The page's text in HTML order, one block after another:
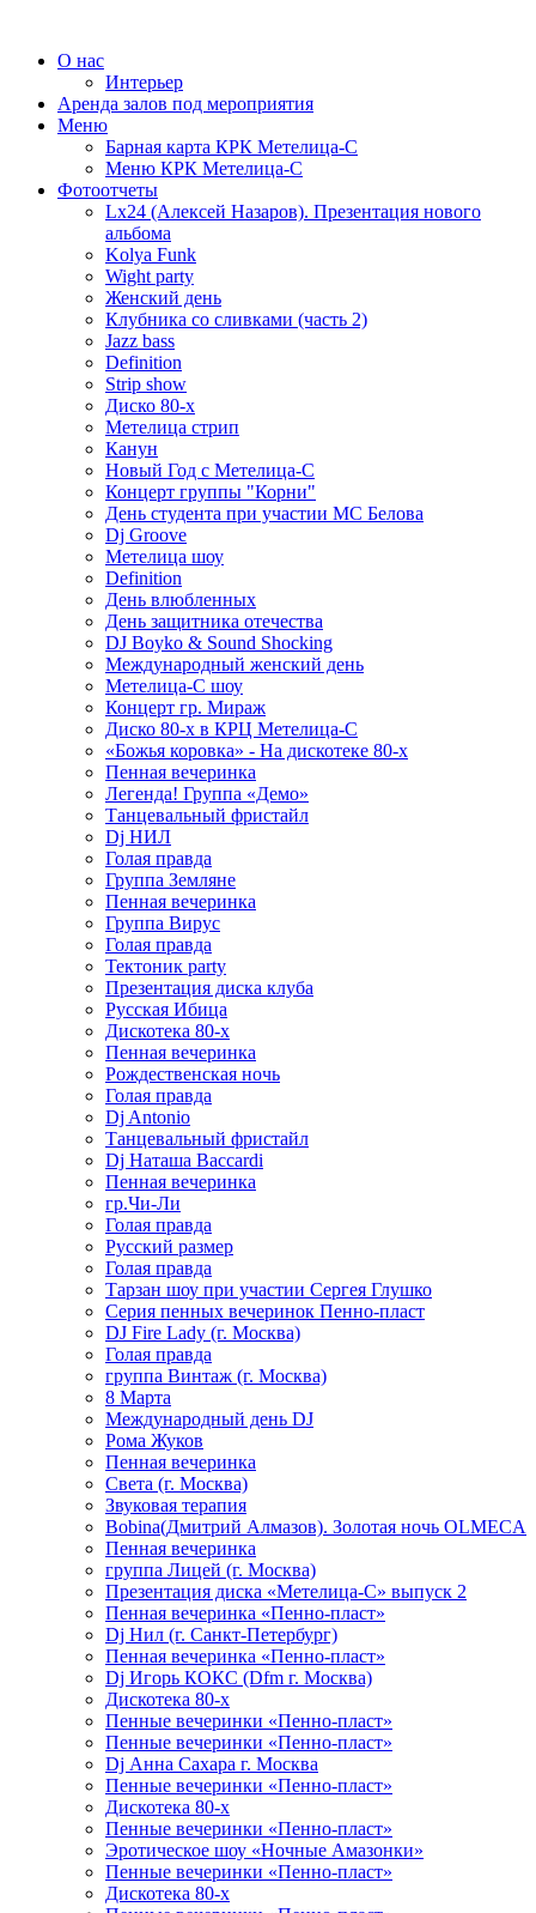
О нас
Интерьер
Аренда залов под мероприятия
Меню
Барная карта КРК Метелица-С
Меню КРК Метелица-С
Фотоотчеты
Lx24 (Алексей Назаров). Презентация нового
альбома
Kolya Funk
Wight party
Женский день
Клубника со сливками (часть 2)
Jazz bass
Definition
Strip show
Диско 80-х
Метелица стрип
Канун
Новый Год с Метелица-С
Концерт группы "Корни"
День студента при участии МС Белова
Dj Groove
Метелица шоу
Definition
День влюбленных
День защитника отечества
DJ Boyko & Sound Shocking
Международный женский день
Метелица-С шоу
Концерт гр. Мираж
Диско 80-х в КРЦ Метелица-С
«Божья коровка» - На дискотеке 80-х
Пенная вечеринка
Легенда! Группа «Демо»
Танцевальный фристайл
Dj НИЛ
Голая правда
Группа Земляне
Пенная вечеринка
Группа Вирус
Голая правда
Тектоник party
Презентация диска клуба
Русская Ибица
Дискотека 80-х
Пенная вечеринка
Рождественская ночь
Голая правда
Dj Antonio
Танцевальный фристайл
Dj Наташа Baccardi
Пенная вечеринка
гр.Чи-Ли
Голая правда
Русский размер
Голая правда
Тарзан шоу при участии Сергея Глушко
Серия пенных вечеринок Пенно-пласт
DJ Fire Lady (г. Москва)
Голая правда
группа Винтаж (г. Москва)
8 Марта
Международный день DJ
Рома Жуков
Пенная вечеринка
Света (г. Москва)
Звуковая терапия
Bobina(Дмитрий Алмазов). Золотая ночь OLMECA
Пенная вечеринка
группа Лицей (г. Москва)
Презентация диска «Метелица-С» выпуск 2
Пенная вечеринка «Пенно-пласт»
Dj Нил (г. Санкт-Петербург)
Пенная вечеринка «Пенно-пласт»
Dj Игорь КОКС (Dfm г. Москва)
Дискотека 80-х
Пенные вечеринки «Пенно-пласт»
Пенные вечеринки «Пенно-пласт»
Dj Анна Сахара г. Москва
Пенные вечеринки «Пенно-пласт»
Дискотека 80-х
Пенные вечеринки «Пенно-пласт»
Эротическое шоу «Ночные Амазонки»
Пенные вечеринки «Пенно-пласт»
Дискотека 80-х